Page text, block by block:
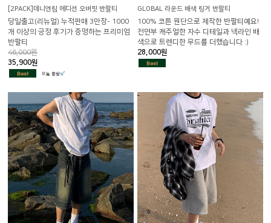
[2PACK]데니엔립 에디션 오버핏 반팔티
당일출고(리뉴얼) 누적판매 3만장- 1000
개 이상의 긍정 후기가 증명하는 프리미엄
반팔티
46,000원
35,900원
GLOBAL 라운드 배색 링거 반팔티
100% 코튼 원단으로 제작한 반팔티예요!
전면부 캐주얼한 자수 디테일과 넥라인 배
색으로 트렌디한 무드를 더했습니다 :)
28,000원